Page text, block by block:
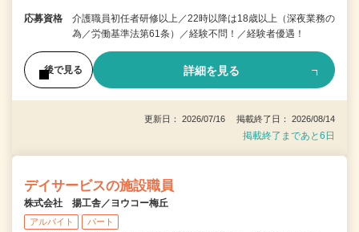
応募資格
介護職員初任者研修以上／22時以降は18歳以上（深夜業務の
為／労働基準法第61条）／経験不問！／経験者優遇！
後で見る 詳細を見る
更新日： 2026/07/16 掲載終了日： 2026/08/14
掲載終了まであと6日
デイサービスの施設職員
株式会社 揚工舎／ヨウコー梅丘
アルバイト パート